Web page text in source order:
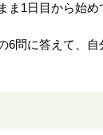
1日目から始め
6問に答えて、